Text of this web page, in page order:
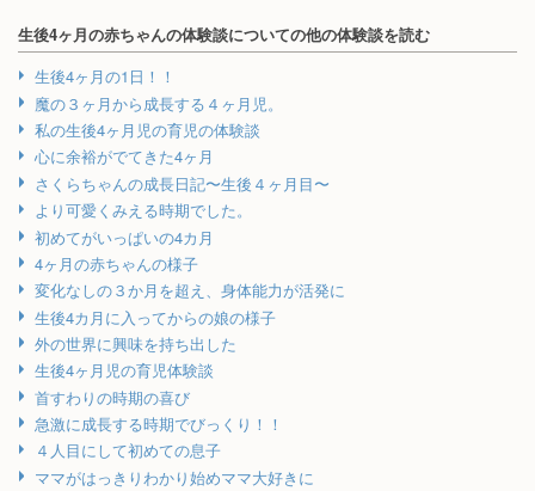
生後4ヶ月の赤ちゃんの体験談についての他の体験談を読む
生後4ヶ月の1日！！
魔の３ヶ月から成長する４ヶ月児。
私の生後4ヶ月児の育児の体験談
心に余裕がでてきた4ヶ月
さくらちゃんの成長日記〜生後４ヶ月目〜
より可愛くみえる時期でした。
初めてがいっぱいの4カ月
4ヶ月の赤ちゃんの様子
変化なしの３か月を超え、身体能力が活発に
生後4カ月に入ってからの娘の様子
外の世界に興味を持ち出した
生後4ヶ月児の育児体験談
首すわりの時期の喜び
急激に成長する時期でびっくり！！
４人目にして初めての息子
ママがはっきりわかり始めママ大好きに